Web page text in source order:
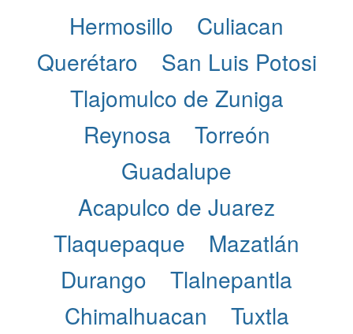
Hermosillo
Culiacan
Querétaro
San Luis Potosi
Tlajomulco de Zuniga
Reynosa
Torreón
Guadalupe
Acapulco de Juarez
Tlaquepaque
Mazatlán
Durango
Tlalnepantla
Chimalhuacan
Tuxtla